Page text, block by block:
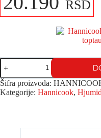
RSD
Šifra proizvoda:
Kategorije: Hannicook,